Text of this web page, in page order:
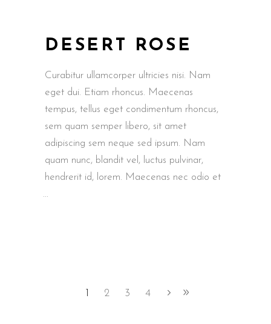
DESERT ROSE
Curabitur ullamcorper ultricies nisi. Nam
eget dui. Etiam rhoncus. Maecenas
tempus, tellus eget condimentum rhoncus,
sem quam semper libero, sit amet
adipiscing sem neque sed ipsum. Nam
quam nunc, blandit vel, luctus pulvinar,
hendrerit id, lorem. Maecenas nec odio et
2 3 4